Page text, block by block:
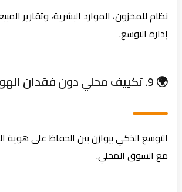
نظام للمخزون، الموارد البشرية، وتقارير
إدارة التوسع.
التوسع الذكي بيوازن بين الحفاظ على هوية
مع السوق المحلي.